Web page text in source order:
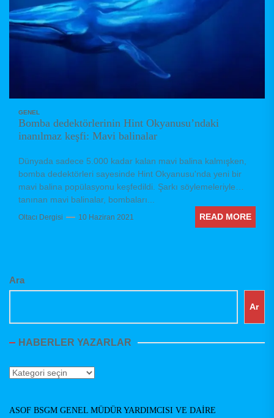
GENEL
Bomba dedektörlerinin Hint Okyanusu’ndaki
inanılmaz keşfi: Mavi balinalar
Dünyada sadece 5.000 kadar kalan mavi balina kalmışken,
bomba dedektörleri sayesinde Hint Okyanusu'nda yeni bir
mavi balina popülasyonu keşfedildi. Şarkı söylemeleriyle
tanınan mavi balinalar, bombaları...
Oltacı Dergisi 10 Haziran 2021 READ MORE
Ara
Ar
HABERLER YAZARLAR
Haberler
ASOF BSGM GENEL MÜDÜR YARDIMCISI VE DAİRE